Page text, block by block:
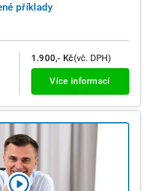
příklady
1.900,- Kč(vč. DPH)
Více informací